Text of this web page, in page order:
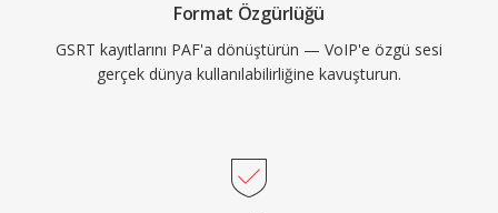
Format Özgürlüğü
GSRT kayıtlarını PAF'a dönüştürün — VoIP'e özgü sesi
gerçek dünya kullanılabilirliğine kavuşturun.